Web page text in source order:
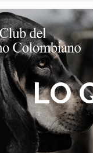
LO